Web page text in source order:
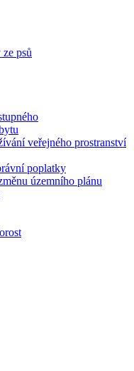
psů
veřejného prostranství
poplatky
územního plánu